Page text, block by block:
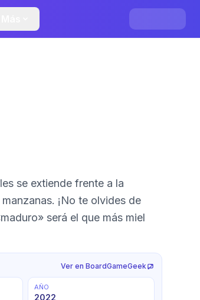
¡No te olvides de
será el que más miel
Ver en BoardGameGeek
AÑO
2022